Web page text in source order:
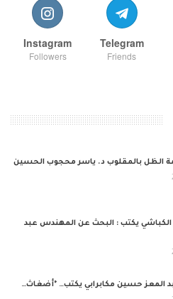
Telegram
Friends
Instagram
Followers
الظل بالمقلوب د. ياسر محجوب الحسين
يكتب : البحث عن المهندس عبد
المعز حسين مكابرابي يكتب… *أضغاث…